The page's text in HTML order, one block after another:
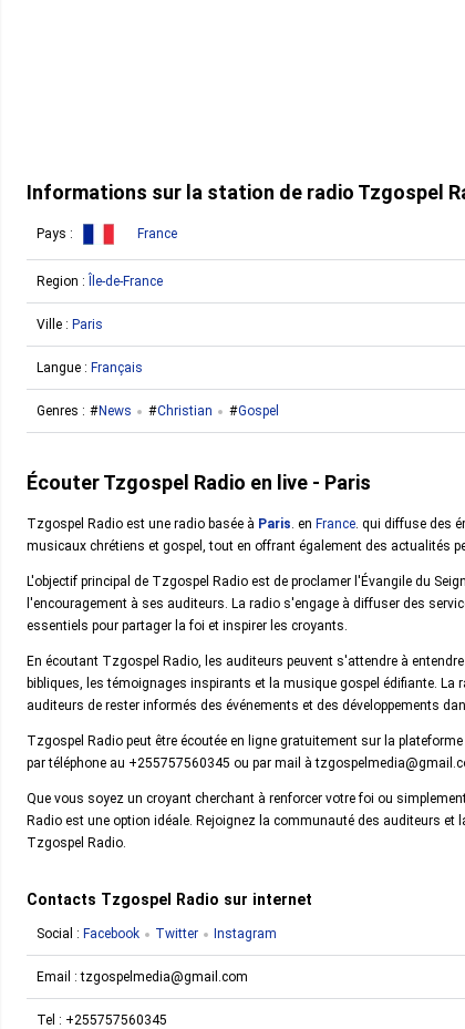
Informations sur la station de radio Tzgospel
Pays : France
Region : Île-de-France
Ville : Paris
Langue : Français
Genres : News Christian Gospel
Écouter Tzgospel Radio en live - Paris
Tzgospel Radio est une radio basée à Paris. en France. qui diffuse des
musicaux chrétiens et gospel, tout en offrant également des actualités
L'objectif principal de Tzgospel Radio est de proclamer l'Évangile du
l'encouragement à ses auditeurs. La radio s'engage à diffuser des
essentiels pour partager la foi et inspirer les croyants.
En écoutant Tzgospel Radio, les auditeurs peuvent s'attendre à
bibliques, les témoignages inspirants et la musique gospel édifiante.
auditeurs de rester informés des événements et des développements
Tzgospel Radio peut être écoutée en ligne gratuitement sur la
par téléphone au +255757560345 ou par mail à
Que vous soyez un croyant cherchant à renforcer votre foi ou
Radio est une option idéale. Rejoignez la communauté des auditeurs
Tzgospel Radio.
Contacts Tzgospel Radio sur internet
Social : Facebook Twitter Instagram
Email :tzgospelmedia@gmail.com
Tel : +255757560345